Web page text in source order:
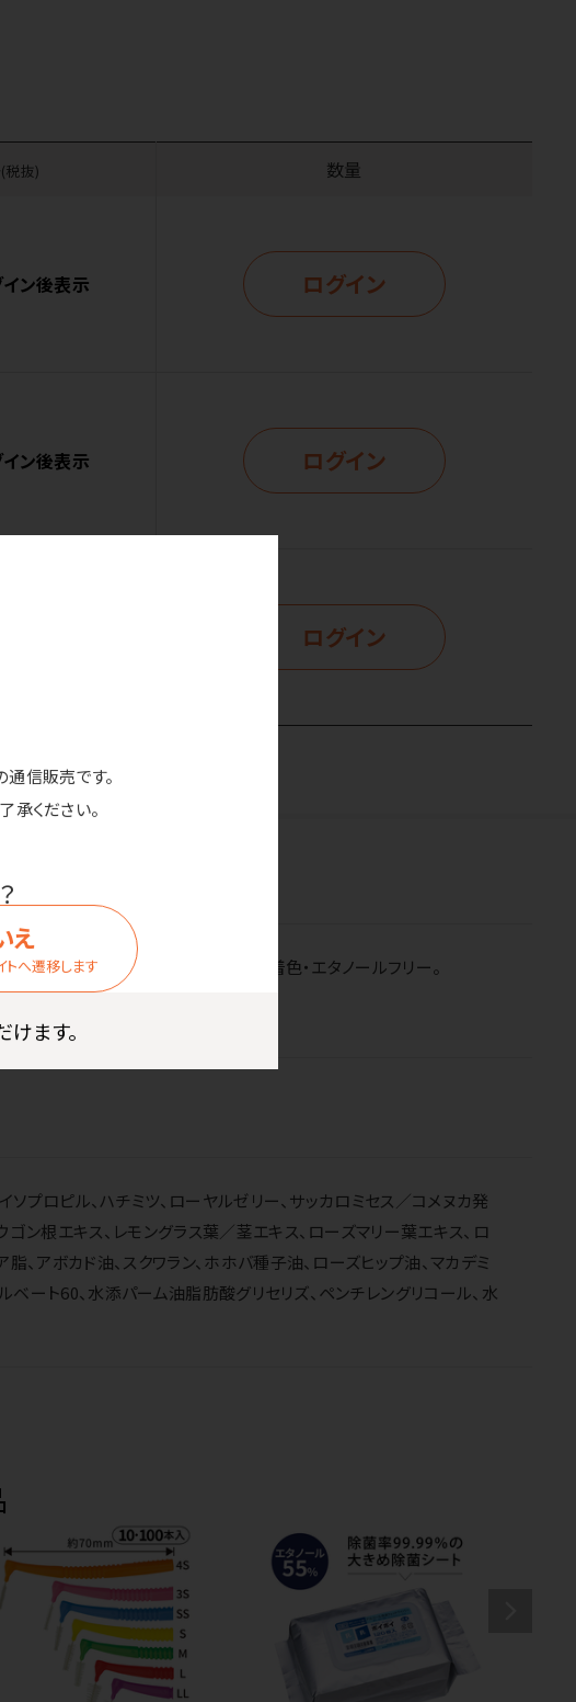
信販売です。
承ください。
え
トへ遷移します
ます。
(税抜) 数量
ン後表示 ログイン
ン後表示 ログイン
ログイン
防に。ハンド＆ボディの2way。無着色・エタノールフリー。
ソプロピル、ハチミツ、ローヤルゼリー、サッカロミセス／コメヌカ発
ン根エキス、レモングラス葉／茎エキス、ローズマリー葉エキス、ロ
、アボカド油、スクワラン、ホホバ種子油、ローズヒップ油、マカデミ
ベート60、水添パーム油脂肪酸グリセリズ、ペンチレングリコール、水